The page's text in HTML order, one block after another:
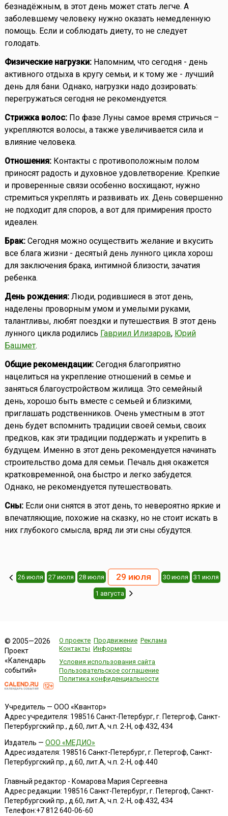
безнадёжным, в этот день может стать легче. А
заболевшему человеку нужно оказать немедленную
помощь. Если и соблюдать диету, то не следует
голодать.
Физические нагрузки: Напомним, что сегодня - день
активного отдыха в кругу семьи, и к тому же - лучший
день для бани. Однако, нагрузки надо дозировать:
перегружаться сегодня не рекомендуется.
Стрижка волос: По фазе Луны самое время стричься –
укрепляются волосы, а также увеличивается сила и
влияние человека.
Отношения: Контакты с противоположным полом
приносят радость и духовное удовлетворение. Крепкие
и проверенные связи особенно восхищают, нужно
стремиться укреплять и развивать их. День совершенно
не подходит для споров, а вот для примирения просто
идеален.
Брак: Сегодня можно осуществить желание и вкусить
все блага жизни - десятый день лунного цикла хорош
для заключения брака, интимной близости, зачатия
ребенка.
День рождения: Люди, родившиеся в этот день,
наделены проворным умом и умелыми руками,
талантливы, любят поездки и путешествия. В этот день
лунного цикла родились Гавриил Илизаров, Юрий
Башмет.
Общие рекомендации: Сегодня благоприятно
нацелиться на укрепление отношений в семье и
заняться благоустройством жилища. Это семейный
день, хорошо быть вместе с семьей и близкими,
приглашать родственников. Очень уместным в этот
день будет вспомнить традиции своей семьи, своих
предков, как эти традиции поддержать и укрепить в
будущем. Именно в этот день рекомендуется начинать
строительство дома для семьи. Печаль дня окажется
кратковременной, она быстро и легко забудется.
Однако, не рекомендуется путешествовать.
Сны: Если они снятся в этот день, то невероятно яркие и
впечатляющие, похожие на сказку, но не стоит искать в
них глубокого смысла, вряд ли эти сны сбудутся.
26 июля 27 июля 28 июля 29 июля 30 июля 31 июля
1 августа
© 2005—2026
Проект
«Календарь
событий»
О проекте Продвижение Реклама
Контакты Информеры
Условия использования сайта
Пользовательское соглашение
Политика конфиденциальности
Учредитель — ООО «Квантор»
Адрес учредителя: 198516 Санкт-Петербург, г. Петергоф, Санкт-
Петербургский пр., д.60, лит.А, ч.п. 2-Н, оф.432, 434
Издатель — ООО «МЕДИО»
Адрес издателя: 198516 Санкт-Петербург, г. Петергоф, Санкт-
Петербургский пр., д.60, лит.А, ч.п. 2-Н, оф.440
Главный редактор - Комарова Мария Сергеевна
Адрес редакции: 198516 Санкт-Петербург, г. Петергоф, Санкт-
Петербургский пр., д.60, лит.А, ч.п. 2-Н, оф.432, 434
Телефон:+7 812 640-06-60